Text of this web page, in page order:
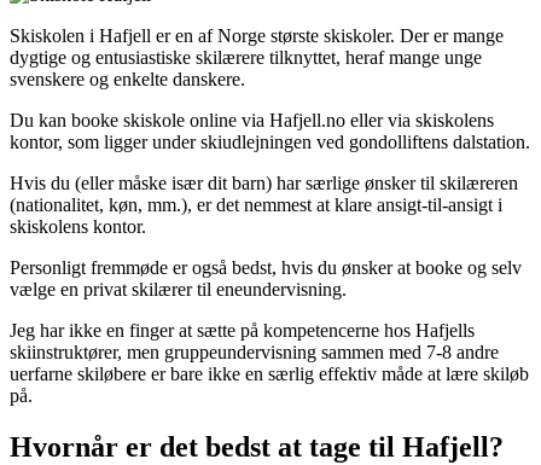
Skiskolen i Hafjell er en af Norge største skiskoler. Der er mange
dygtige og entusiastiske skilærere tilknyttet, heraf mange unge
svenskere og enkelte danskere.
Du kan booke skiskole online via Hafjell.no eller via skiskolens
kontor, som ligger under skiudlejningen ved gondolliftens dalstation.
Hvis du (eller måske især dit barn) har særlige ønsker til skilæreren
(nationalitet, køn, mm.), er det nemmest at klare ansigt-til-ansigt i
skiskolens kontor.
Personligt fremmøde er også bedst, hvis du ønsker at booke og selv
vælge en privat skilærer til eneundervisning.
Jeg har ikke en finger at sætte på kompetencerne hos Hafjells
skiinstruktører, men gruppeundervisning sammen med 7-8 andre
uerfarne skiløbere er bare ikke en særlig effektiv måde at lære skiløb
på.
Hvornår er det bedst at tage til Hafjell?